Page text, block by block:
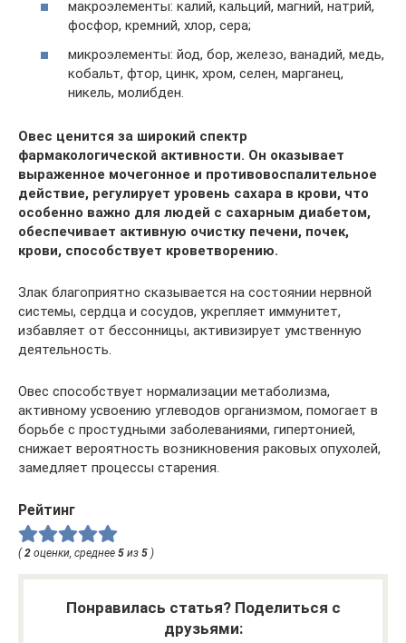
макроэлементы: калий, кальций, магний, натрий,
фосфор, кремний, хлор, сера;
микроэлементы: йод, бор, железо, ванадий, медь,
кобальт, фтор, цинк, хром, селен, марганец,
никель, молибден.
Овес ценится за широкий спектр
фармакологической активности. Он оказывает
выраженное мочегонное и противовоспалительное
действие, регулирует уровень сахара в крови, что
особенно важно для людей с сахарным диабетом,
обеспечивает активную очистку печени, почек,
крови, способствует кроветворению.
Злак благоприятно сказывается на состоянии нервной
системы, сердца и сосудов, укрепляет иммунитет,
избавляет от бессонницы, активизирует умственную
деятельность.
Овес способствует нормализации метаболизма,
активному усвоению углеводов организмом, помогает в
борьбе с простудными заболеваниями, гипертонией,
снижает вероятность возникновения раковых опухолей,
замедляет процессы старения.
Рейтинг
(2 оценки, среднее 5 из 5 )
Понравилась статья? Поделиться с
друзьями: